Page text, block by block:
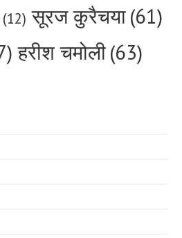
(12) सूरज कुरैचया(61)
हरीश चमोली(63)